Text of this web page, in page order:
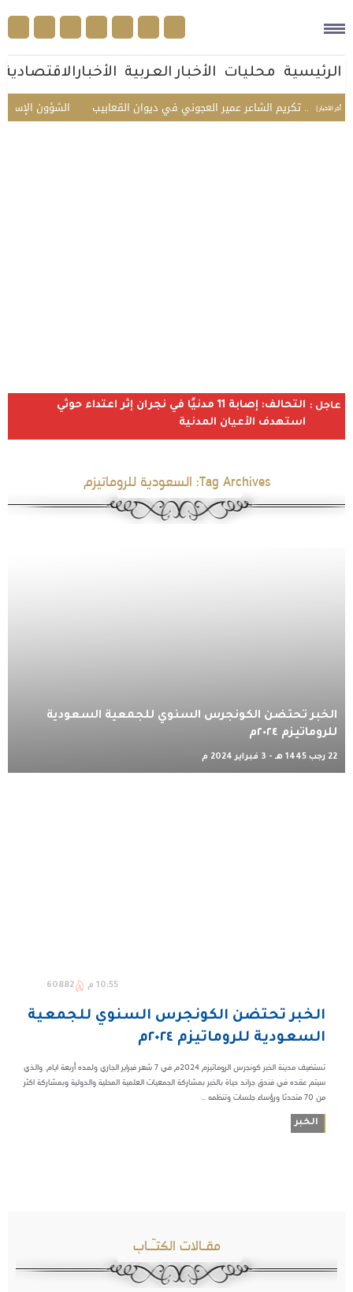
الرئيسية محليات الأخبار العربية الأخبارالاقتصادية
أخر الأخبار | الشؤون تكريم الشاعر عمير العجوني في ديوان القعابيب
عاجل :
التحالف: إصابة 11 مدنيًا في نجران إثر اعتداء حوثي
استهدف الأعيان المدنية
Tag Archives: السعودية للروماتيزم
الخبر تحتضن الكونجرس السنوي للجمعية السعودية
للروماتيزم ٢٠٢٤م
22 رجب 1445 هـ - 3 فبراير 2024 م
10:55 م 60882
الخبر تحتضن الكونجرس السنوي للجمعية
السعودية للروماتيزم ٢٠٢٤م
تستضيف مدينة الخبر كونجرس الروماتيزم ٢٠٢٤م في ٧ شهر فبراير الجاري ولمده أربعة ايام. والذي
سيتم عقده في فندق جراند حياة بالخبر بمشاركة الجمعيات العلمية المحلية والدولية وبمشاركة اكثر
من ٧٠ متحدثا ورؤساء جلسات وتنظمه ...
الخبر
مقـالات الكتـّـاب